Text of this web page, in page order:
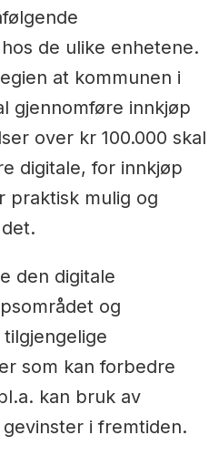
de ulike enhetene.
at kommunen i
gjennomføre innkjøp
over kr 100.000 skal
digitale, for innkjøp
praktisk mulig og
den digitale
og
som kan forbedre
kan bruk av
i fremtiden.